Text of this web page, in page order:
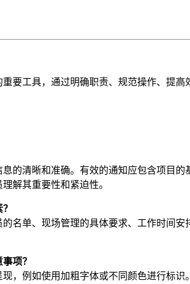
要工具，通过明确职责、规范操作、提
的清晰和准确。有效的通知应包含项目
解其重要性和紧迫性。
名单、现场管理的具体要求、工作时间
项？
，例如使用加粗字体或不同颜色进行标